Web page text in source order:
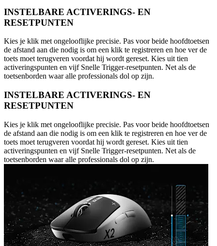
INSTELBARE ACTIVERINGS- EN
RESETPUNTEN
Kies je klik met ongelooflijke precisie. Pas voor beide hoofdtoetsen
de afstand aan die nodig is om een klik te registreren en hoe ver de
toets moet terugveren voordat hij wordt gereset. Kies uit tien
activeringspunten en vijf Snelle Trigger-resetpunten. Net als de
toetsenborden waar alle professionals dol op zijn.
INSTELBARE ACTIVERINGS- EN
RESETPUNTEN
Kies je klik met ongelooflijke precisie. Pas voor beide hoofdtoetsen
de afstand aan die nodig is om een klik te registreren en hoe ver de
toets moet terugveren voordat hij wordt gereset. Kies uit tien
activeringspunten en vijf Snelle Trigger-resetpunten. Net als de
toetsenborden waar alle professionals dol op zijn.